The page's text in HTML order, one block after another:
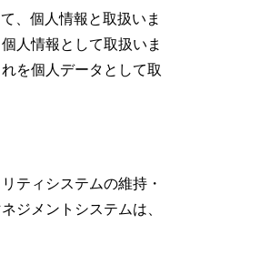
、個人情報と取扱いま
人情報として取扱いま
を個人データとして取
ティシステムの維持・
ジメントシステムは、